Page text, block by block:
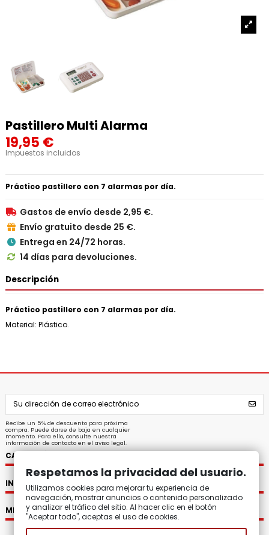
Pastillero Multi Alarma
19,95 €
Impuestos incluidos
Práctico pastillero con 7 alarmas por día.
 Gastos de envío desde 2,95 €.
 Envío gratuito desde 25 €.
 Entrega en 24/72 horas.
 14 días para devoluciones.
Descripción
Práctico pastillero con 7 alarmas por día.
Material: Plástico.
Recibe un 5% de descuento para próxima
compra. Puede darse de baja en cualquier
momento. Para ello, consulte nuestra
información de contacto en el aviso legal.
CATEGORÍAS
INFORMACIÓN
MI CUENTA
Respetamos la privacidad del usuario.
Utilizamos cookies para mejorar tu experiencia de
navegación, mostrar anuncios o contenido personalizado
y analizar el tráfico del sitio. Al hacer clic en el botón
"Aceptar todo", aceptas el uso de cookies.